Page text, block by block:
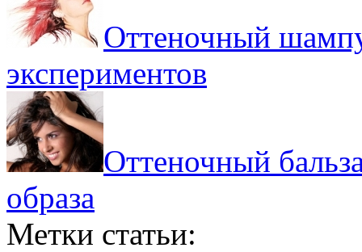
Оттеночный
экспериментов
Оттеночный
образа
Метки статьи: